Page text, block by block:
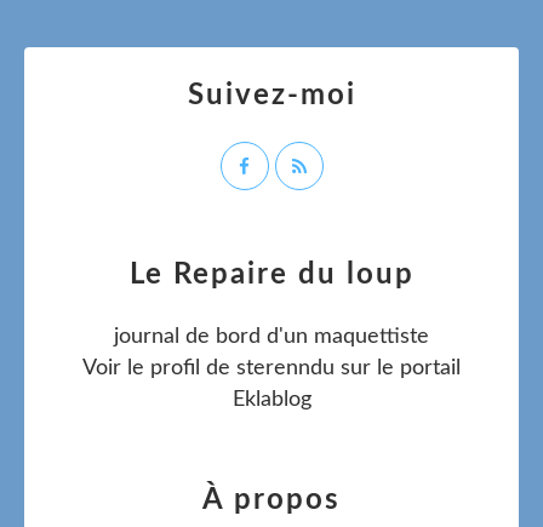
Le Repaire du loup
journal de bord d'un maquettiste
Voir le profil de sterenndu sur le portail
Eklablog
Suivez-moi
À propos